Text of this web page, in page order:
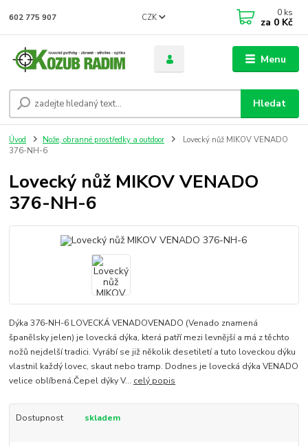
Menu
CZK
Hledat
602 775 907 0 ks
za 0 Kč
Úvod Nože, obranné prostředky a outdoor
Lovecký nůž MIKOV VENADO
376-NH-6
Lovecký nůž MIKOV VENADO
376-NH-6
Dýka 376-NH-6 LOVECKÁ VENADOVENADO (Venado znamená
španělsky jelen) je lovecká dýka, která patří mezi levnější a má z těchto
nožů nejdelší tradici. Vyrábí se již několik desetiletí a tuto loveckou dýku
vlastnil každý lovec, skaut nebo tramp. Dodnes je lovecká dýka VENADO
velice oblíbená.Čepel dýky V... celý popis
Dostupnost skladem